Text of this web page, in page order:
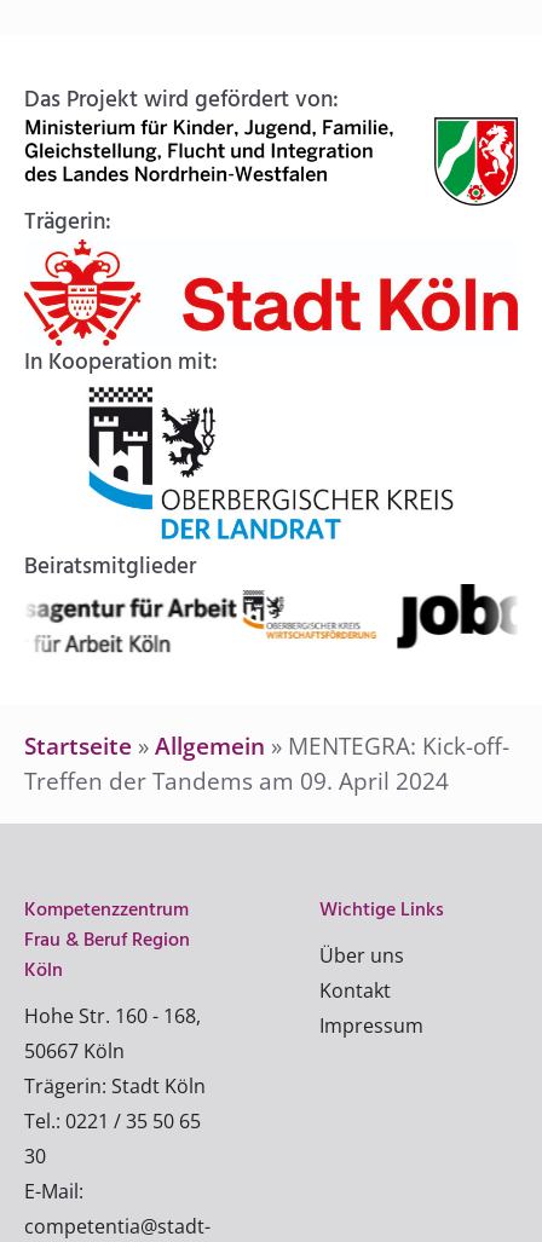
Das Projekt wird gefördert von:
Trägerin:
In Kooperation mit:
Beiratsmitglieder
Startseite »Allgemein » MENTEGRA: Kick-off-
Treffen der Tandems am 09. April 2024
Kompetenzzentrum
Frau & Beruf Region
Köln
Hohe Str. 160 - 168,
50667 Köln
Trägerin: Stadt Köln
Tel.: 0221 / 35 50 65
30
E-Mail:
competentia@stadt-
Wichtige Links
Über uns
Kontakt
Impressum